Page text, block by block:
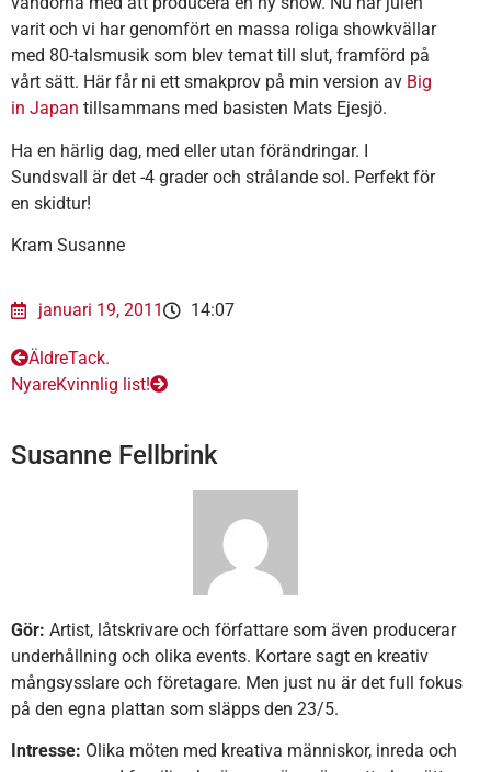
varit och vi har genomfört en massa roliga showkvällar
med 80-talsmusik som blev temat till slut, framförd på
vårt sätt. Här får ni ett smakprov på min version av Big
in Japan tillsammans med basisten Mats Ejesjö.
Ha en härlig dag, med eller utan förändringar. I
Sundsvall är det -4 grader och strålande sol. Perfekt för
en skidtur!
Kram Susanne
januari 19, 2011 14:07
ÄldreTack.
NyareKvinnlig list!
Susanne Fellbrink
Gör: Artist, låtskrivare och författare som även producerar
underhållning och olika events. Kortare sagt en kreativ
mångsysslare och företagare. Men just nu är det full fokus
på den egna plattan som släpps den 23/5.
Intresse: Olika möten med kreativa människor, inreda och